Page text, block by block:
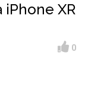
iPhone XR
0